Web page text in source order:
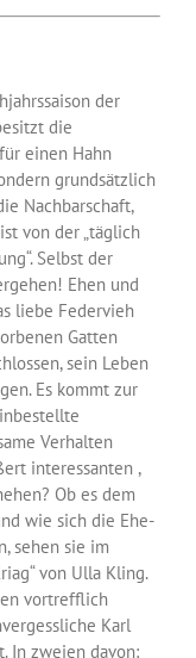
der
die
einen Hahn
grundsätzlich
Nachbarschaft,
von der „täglich
Selbst der
Ehen und
liebe Federvieh
Gatten
sein Leben
Es kommt zur
Verhalten
interessanten ,
Ob es dem
wie sich die Ehe-
sehen sie im
von Ulla Kling.
vortrefflich
Karl
In zweien davon: